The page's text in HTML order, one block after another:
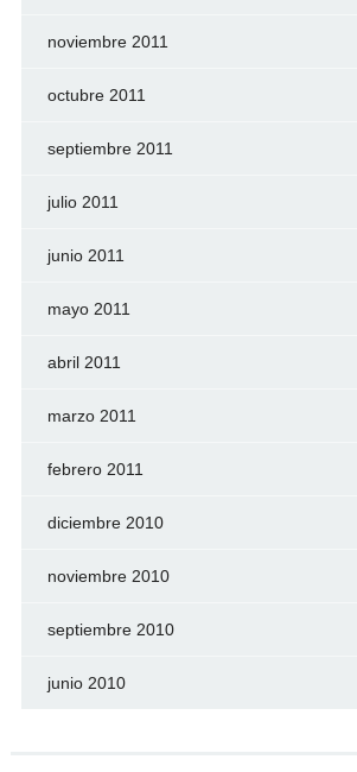
noviembre 2011
octubre 2011
septiembre 2011
julio 2011
junio 2011
mayo 2011
abril 2011
marzo 2011
febrero 2011
diciembre 2010
noviembre 2010
septiembre 2010
junio 2010